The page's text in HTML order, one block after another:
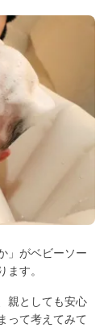
」がベビーソー
す。
親としても安心
って考えてみて